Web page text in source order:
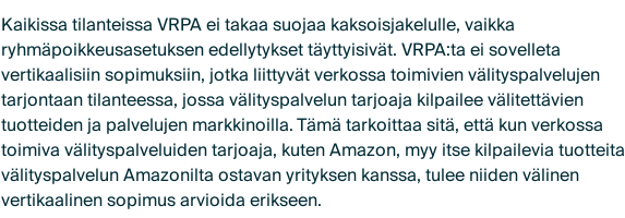
Kaikissa tilanteissa VRPA ei takaa suojaa kaksoisjakelulle, vaikka
ryhmäpoikkeusasetuksen edellytykset täyttyisivät. VRPA:ta ei sovelleta
vertikaalisiin sopimuksiin, jotka liittyvät verkossa toimivien välityspalvelujen
tarjontaan tilanteessa, jossa välityspalvelun tarjoaja kilpailee välitettävien
tuotteiden ja palvelujen markkinoilla. Tämä tarkoittaa sitä, että kun verkossa
toimiva välityspalveluiden tarjoaja, kuten Amazon, myy itse kilpailevia tuotteita
välityspalvelun Amazonilta ostavan yrityksen kanssa, tulee niiden välinen
vertikaalinen sopimus arvioida erikseen.